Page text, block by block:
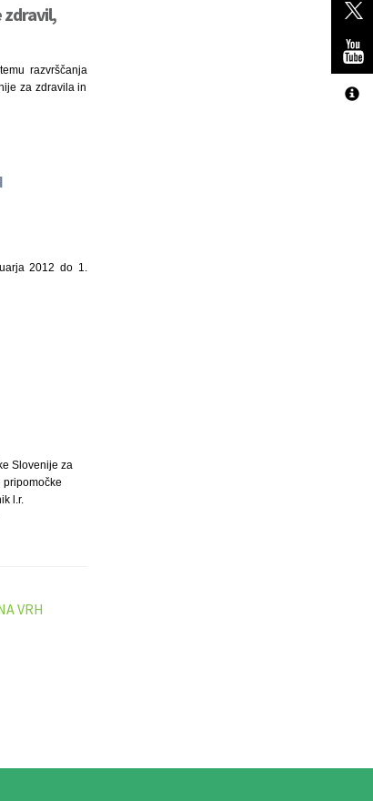
zdravil,
razvrščanja
za zdravila in
2012 do 1.
Slovenije za
pripomočke
l.r.
VRH